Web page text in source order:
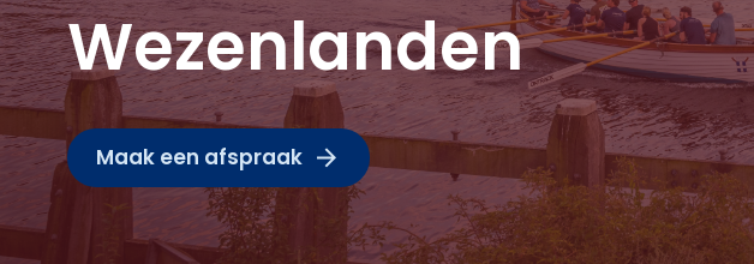
Wezenlanden
Maak een afspraak